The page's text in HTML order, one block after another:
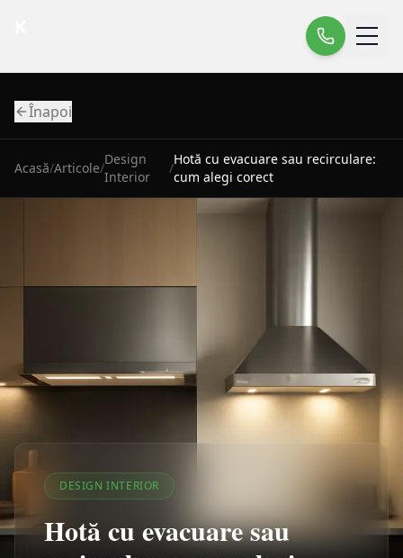
Înapoi
Acasă/Articole/
Design
Interior
/
Hotă cu evacuare sau recirculare:
cum alegi corect
DESIGN INTERIOR
Hotă cu evacuare sau